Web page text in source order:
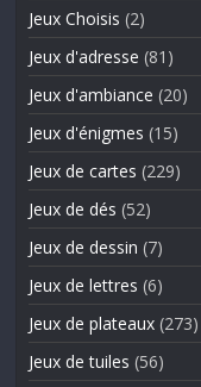
Jeux Choisis (2)
Jeux d'adresse (81)
Jeux d'ambiance (20)
Jeux d'énigmes (15)
Jeux de cartes (229)
Jeux de dés (52)
Jeux de dessin (7)
Jeux de lettres (6)
Jeux de plateaux (273)
Jeux de tuiles (56)